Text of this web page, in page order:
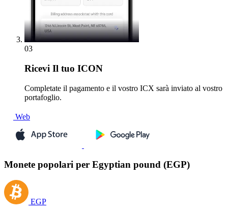
03
Ricevi Il tuo ICON
Completate il pagamento e il vostro ICX sarà inviato al vostro
portafoglio.
Web
Monete popolari per Egyptian pound (EGP)
EGP